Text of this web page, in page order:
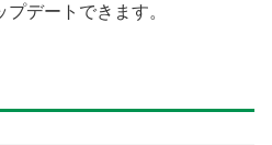
デートできます。